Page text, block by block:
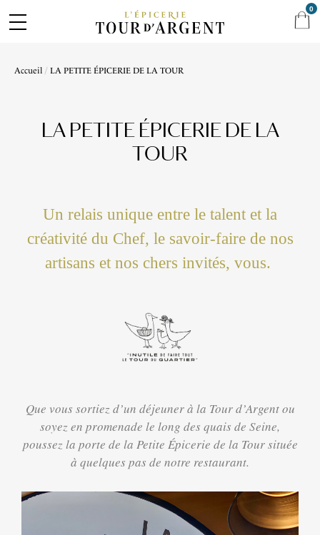
Accueil LA PETITE ÉPICERIE DE LA TOUR
LA PETITE ÉPICERIE DE LA
TOUR
Un relais unique entre le talent et la
créativité du Chef, le savoir-faire de nos
artisans et nos chers invités, vous.
Que vous sortiez d’un déjeuner à la Tour d’Argent ou
soyez en promenade le long des quais de Seine,
poussez la porte de la Petite Épicerie de la Tour située
à quelques pas de notre restaurant.
0